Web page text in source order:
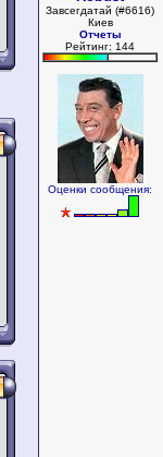
Завсегдатай (#6616)
Киев
Отчеты
Рейтинг: 144
Оценки сообщения: